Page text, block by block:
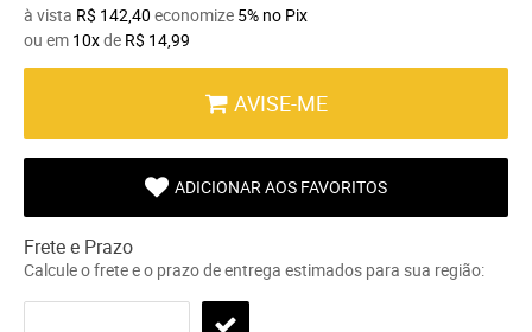
à vista R$ 142,40 economize 5% no Pix
ou em 10xde R$ 14,99
AVISE-ME
ADICIONAR AOS FAVORITOS
Frete e Prazo
Calcule o frete e o prazo de entrega estimados para sua região: